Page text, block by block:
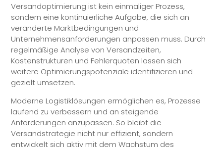
Versandoptimierung ist kein einmaliger Prozess,
sondern eine kontinuierliche Aufgabe, die sich an
veränderte Marktbedingungen und
Unternehmensanforderungen anpassen muss. Durch
regelmäßige Analyse von Versandzeiten,
Kostenstrukturen und Fehlerquoten lassen sich
weitere Optimierungspotenziale identifizieren und
gezielt umsetzen.
Moderne Logistiklösungen ermöglichen es, Prozesse
laufend zu verbessern und an steigende
Anforderungen anzupassen. So bleibt die
Versandstrategie nicht nur effizient, sondern
entwickelt sich aktiv mit dem Wachstum des